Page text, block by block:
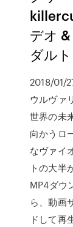
デオ
ダルト
2018/01/
ウルヴァ
世界の未
向かうロ
なヴァイ
トの大半
MP4ダウ
ら、動画
ドして再